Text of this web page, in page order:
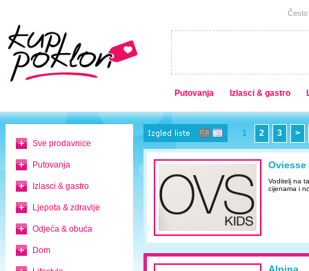
Često
Putovanja Izlasci & gastro
Sve prodavnice
Putovanja
Izlasci & gastro
Ljepota & zdravlje
Odjeća & obuća
Dom
1 2 3 >
Oviesse
Voditelj na
cijenama i